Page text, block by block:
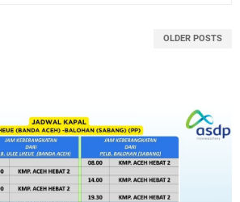
OLDER POSTS